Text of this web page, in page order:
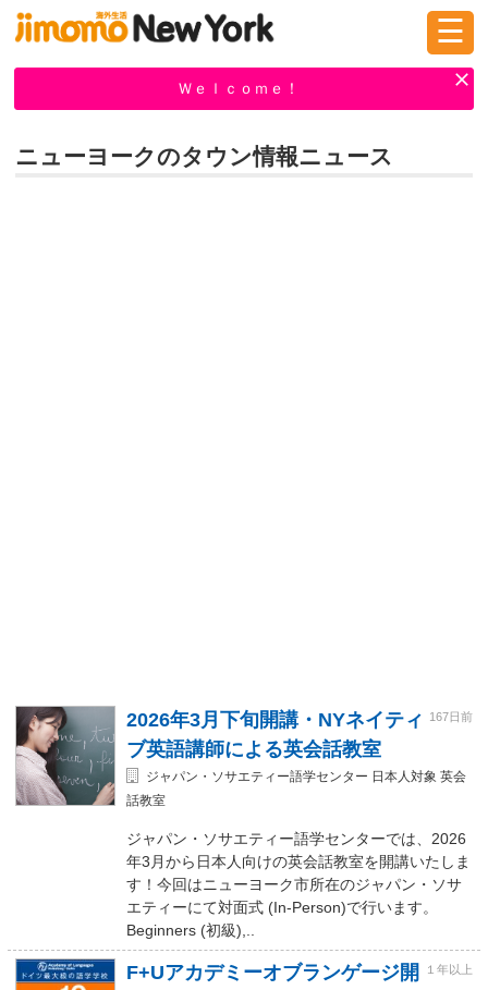
☰
Ｗｅｌｃｏｍｅ！
ニューヨークのタウン情報ニュース
2026年3月下旬開講・NYネイティ
ブ英語講師による英会話教室
167日前
ジャパン・ソサエティー語学センター 日本人対象 英会
話教室
ジャパン・ソサエティー語学センターでは、2026
年3月から日本人向けの英会話教室を開講いたしま
す！今回はニューヨーク市所在のジャパン・ソサ
エティーにて対面式 (In-Person)で行います。
Beginners (初級),..
F+Uアカデミーオブランゲージ開
１年以上